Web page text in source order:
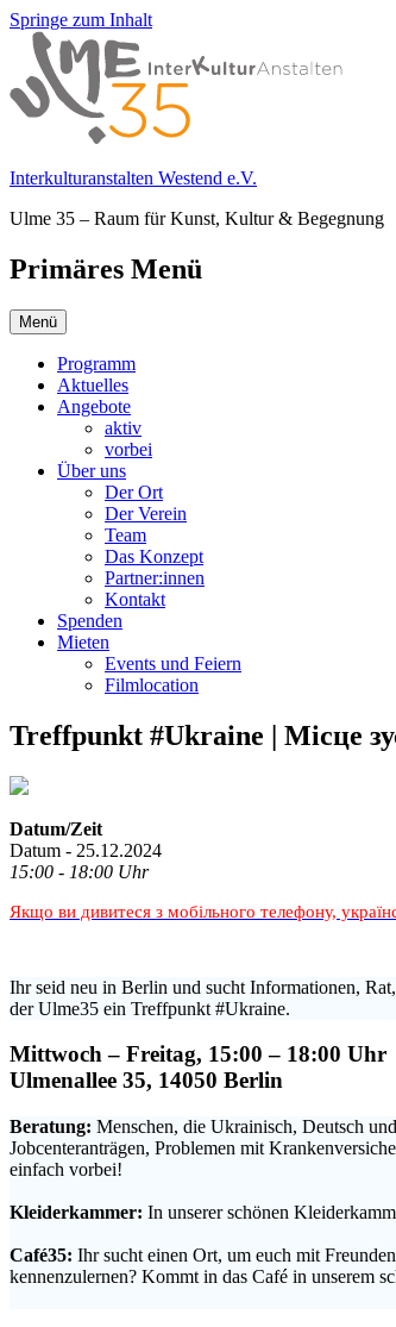
Springe zum Inhalt
Interkulturanstalten Westend e.V.
Ulme 35 – Raum für Kunst, Kultur & Begegnung
Primäres Menü
Menü
Programm
Aktuelles
Angebote
aktiv
vorbei
Über uns
Der Ort
Der Verein
Team
Das Konzept
Partner:innen
Kontakt
Spenden
Mieten
Events und Feiern
Filmlocation
Treffpunkt #Ukraine | Місце
Datum/Zeit
Datum - 25.12.2024
15:00 - 18:00 Uhr
Якщо ви дивитеся з мобільного телефону,
Ihr seid neu in Berlin und sucht Informationen,
der Ulme35 ein Treffpunkt #Ukraine.
Mittwoch – Freitag, 15:00 – 18:00 Uhr
Ulmenallee 35, 14050 Berlin
Beratung: Menschen, die Ukrainisch, Deutsch
Jobcenteranträgen, Problemen mit
einfach vorbei!
Kleiderkammer: In unserer schönen
Café35: Ihr sucht einen Ort, um euch mit
kennenzulernen? Kommt in das Café in unserem